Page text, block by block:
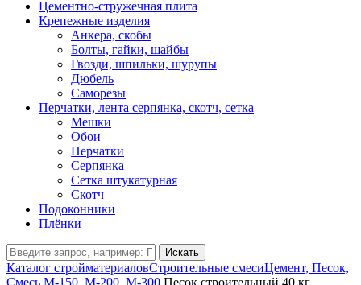
Цементно-стружечная плита
Крепежные изделия
Анкера, скобы
Болты, гайки, шайбы
Гвозди, шпильки, шурупы
Дюбель
Саморезы
Перчатки, лента серпянка, скотч, сетка
Мешки
Обои
Перчатки
Серпянка
Сетка штукатурная
Скотч
Подоконники
Плёнки
Искать
Каталог стройматериаловСтроительные смесиЦемент, Песок,
Смесь М-150, М-200, М-300 Песок строительный 40 кг